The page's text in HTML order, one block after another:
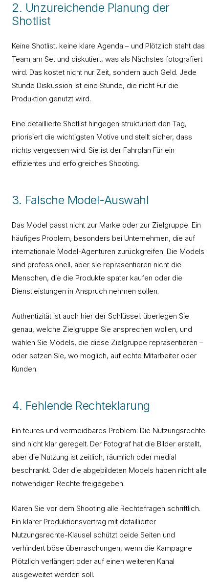
2. Unzureichende Planung der
Shotlist
Keine Shotlist, keine klare Agenda – und Plötzlich steht das
Team am Set und diskutiert, was als Nächstes fotografiert
wird. Das kostet nicht nur Zeit, sondern auch Geld. Jede
Stunde Diskussion ist eine Stunde, die nicht Für die
Produktion genutzt wird.
Eine detaillierte Shotlist hingegen strukturiert den Tag,
priorisiert die wichtigsten Motive und stellt sicher, dass
nichts vergessen wird. Sie ist der Fahrplan Für ein
effizientes und erfolgreiches Shooting.
3. Falsche Model-Auswahl
Das Model passt nicht zur Marke oder zur Zielgruppe. Ein
häufiges Problem, besonders bei Unternehmen, die auf
internationale Model-Agenturen zurückgreifen. Die Models
sind professionell, aber sie reprasentieren nicht die
Menschen, die die Produkte spater kaufen oder die
Dienstleistungen in Anspruch nehmen sollen.
Authentizität ist auch hier der Schlüssel. überlegen Sie
genau, welche Zielgruppe Sie ansprechen wollen, und
wählen Sie Models, die diese Zielgruppe reprasentieren –
oder setzen Sie, wo moglich, auf echte Mitarbeiter oder
Kunden.
4. Fehlende Rechteklarung
Ein teures und vermeidbares Problem: Die Nutzungsrechte
sind nicht klar geregelt. Der Fotograf hat die Bilder erstellt,
aber die Nutzung ist zeitlich, räumlich oder medial
beschrankt. Oder die abgebildeten Models haben nicht alle
notwendigen Rechte freigegeben.
Klaren Sie vor dem Shooting alle Rechtefragen schriftlich.
Ein klarer Produktionsvertrag mit detaillierter
Nutzungsrechte-Klausel schützt beide Seiten und
verhindert böse überraschungen, wenn die Kampagne
Plötzlich verlängert oder auf einen weiteren Kanal
ausgeweitet werden soll.